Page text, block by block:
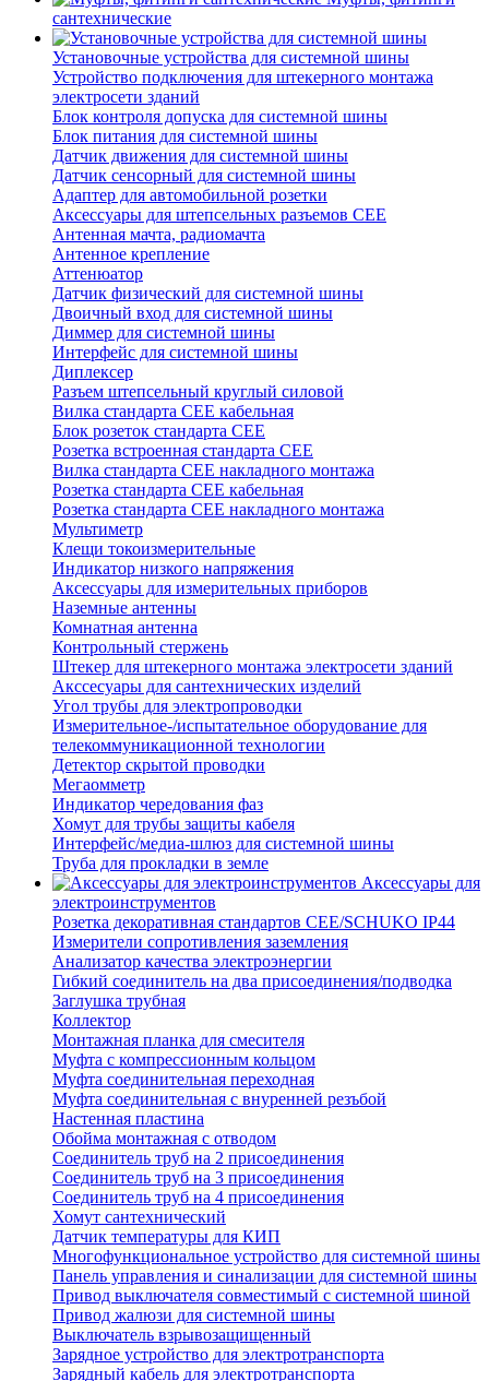
сантехнические
Установочные устройства для системной шины
Устройство подключения для штекерного монтажа
электросети зданий
Блок контроля допуска для системной шины
Блок питания для системной шины
Датчик движения для системной шины
Датчик сенсорный для системной шины
Адаптер для автомобильной розетки
Аксессуары для штепсельных разъемов CEE
Антенная мачта, радиомачта
Антенное крепление
Аттенюатор
Датчик физический для системной шины
Двоичный вход для системной шины
Диммер для системной шины
Интерфейс для системной шины
Диплексер
Разъем штепсельный круглый силовой
Вилка стандарта CEE кабельная
Блок розеток стандарта CEE
Розетка встроенная стандарта CEE
Вилка стандарта CEE накладного монтажа
Розетка стандарта СЕЕ кабельная
Розетка стандарта СЕЕ накладного монтажа
Мультиметр
Клещи токоизмерительные
Индикатор низкого напряжения
Аксессуары для измерительных приборов
Наземные антенны
Комнатная антенна
Контрольный стержень
Штекер для штекерного монтажа электросети зданий
Акссесуары для сантехнических изделий
Угол трубы для электропроводки
Измерительное-/испытательное оборудование для
телекоммуникационной технологии
Детектор скрытой проводки
Мегаомметр
Индикатор чередования фаз
Хомут для трубы защиты кабеля
Интерфейс/медиа-шлюз для системной шины
Труба для прокладки в земле
Аксессуары для
электроинструментов
Розетка декоративная стандартов CEE/SCHUKO IP44
Измерители сопротивления заземления
Анализатор качества электроэнергии
Гибкий соединитель на два присоединения/подводка
Заглушка трубная
Коллектор
Монтажная планка для смесителя
Муфта с компрессионным кольцом
Муфта соединительная переходная
Муфта соединительная с внуренней резъбой
Настенная пластина
Обойма монтажная с отводом
Соединитель труб на 2 присоединения
Соединитель труб на 3 присоединения
Соединитель труб на 4 присоединения
Хомут сантехнический
Датчик температуры для КИП
Многофункциональное устройство для системной шины
Панель управления и синализации для системной шины
Привод выключателя совместимый с системной шиной
Привод жалюзи для системной шины
Выключатель взрывозащищенный
Зарядное устройство для электротранспорта
Зарядный кабель для электротранспорта